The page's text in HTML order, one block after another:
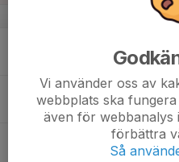
Årstaparken - Plan 1
Träning onsdagar
Årstaparken - Plan 1
Vi använder oss av
webbplats ska
även för webbanalys
förbättra
Så